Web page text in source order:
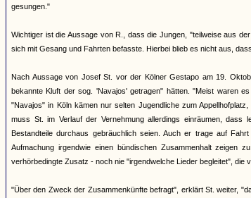
gesungen."
Wichtiger ist die Aussage von R., dass die Jungen, "teilweise aus
sich mit Gesang und Fahrten befasste. Hierbei blieb es nicht aus,
Nach Aussage von Josef St. vor der Kölner Gestapo am 19.
bekannte Kluft der sog. 'Navajos' getragen" hätten. "Meist waren
"Navajos" in Köln kämen nur selten Jugendliche zum
muss St. im Verlauf der Vernehmung allerdings einräumen, dass
Bestandteile durchaus gebräuchlich seien. Auch er trage auf
Aufmachung irgendwie einen bündischen Zusammenhalt
verhörbedingte Zusatz - noch nie "irgendwelche Lieder begleitet", die
"Über den Zweck der Zusammenkünfte befragt", erklärt St. weiter,